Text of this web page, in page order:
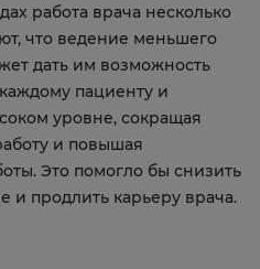
работа врача несколько
что ведение меньшего
дать им возможность
пациенту и
уровне, сокращая
и повышая
Это помогло бы снизить
и продлить карьеру врача.